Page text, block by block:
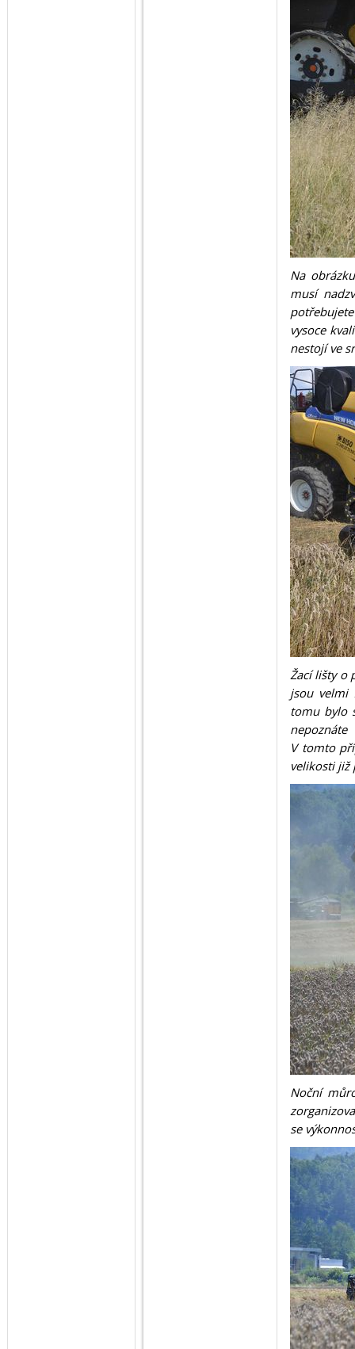
Na
musí
vysoce
nestojí ve
Žací lišty o
jsou velmi
tomu bylo
V tomto
velikosti již
Noční
se